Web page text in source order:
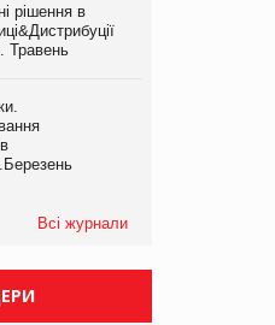
рішення в
Травень
Всі журнали